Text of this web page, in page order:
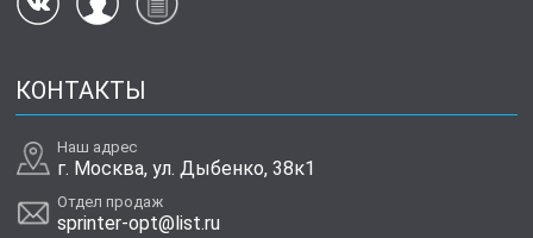
КОНТАКТЫ
Наш адрес
г. Москва, ул. Дыбенко, 38к1
Отдел продаж
sprinter-opt@list.ru